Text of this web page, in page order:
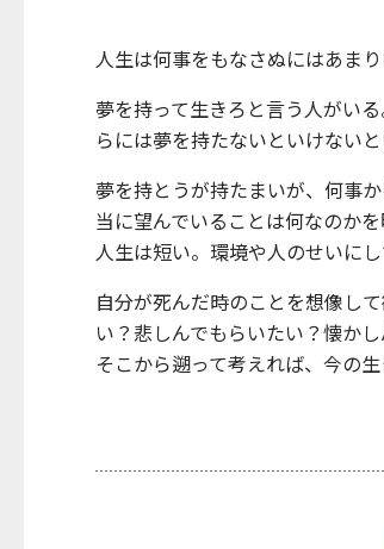
人生は何事をもなさぬにはあま
夢を持って生きろと言う人がい
らには夢を持たないといけない
夢を持とうが持たまいが、何事
当に望んでいることは何なのか
人生は短い。環境や人のせいに
自分が死んだ時のことを想像し
い？悲しんでもらいたい？懐か
そこから遡って考えれば、今の